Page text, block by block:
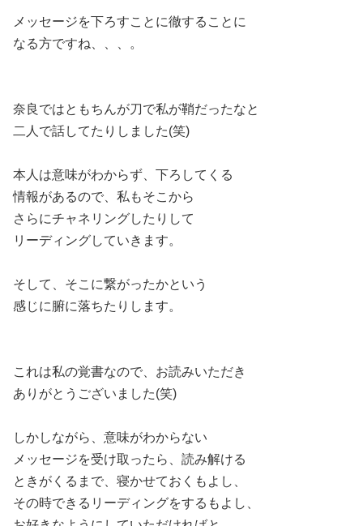
メッセージを下ろすことに徹することに
なる方ですね、、、。
奈良ではともちんが刀で私が鞘だったなと
二人で話してたりしました(笑)
本人は意味がわからず、下ろしてくる
情報があるので、私もそこから
さらにチャネリングしたりして
リーディングしていきます。
そして、そこに繋がったかという
感じに腑に落ちたりします。
これは私の覚書なので、お読みいただき
ありがとうございました(笑)
しかしながら、意味がわからない
メッセージを受け取ったら、読み解ける
ときがくるまで、寝かせておくもよし、
その時できるリーディングをするもよし、